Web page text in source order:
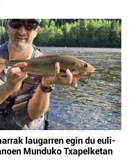
laugarren egin du euli-
Munduko Txapelketan